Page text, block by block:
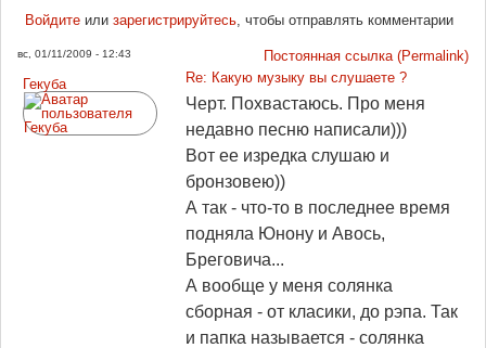
Войдитеили зарегистрируйтесь, чтобы отправлять комментарии
вс, 01/11/2009 - 12:43
Постоянная ссылка (Permalink)
Гекуба
Re: Какую музыку вы слушаете ?
Черт. Похвастаюсь. Про меня
недавно песню написали)))
Вот ее изредка слушаю и
бронзовею))
А так - что-то в последнее время
подняла Юнону и Авось,
Бреговича...
А вообще у меня солянка
сборная - от класики, до рэпа. Так
и папка называется - солянка